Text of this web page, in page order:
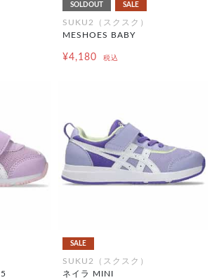
SOLDOUT SALE
SUKU2（スクスク）
MESHOES BABY
¥4,180 税込
SALE
SUKU2（スクスク）
ネイラ MINI